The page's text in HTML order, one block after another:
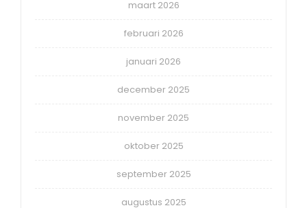
maart 2026
februari 2026
januari 2026
december 2025
november 2025
oktober 2025
september 2025
augustus 2025